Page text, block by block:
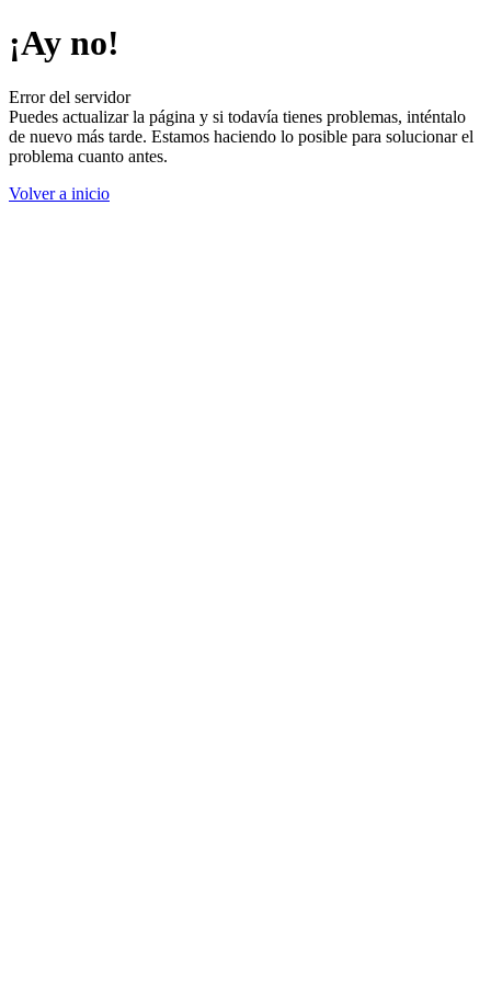
¡Ay no!
Error del servidor
Puedes actualizar la página y si todavía tienes problemas, inténtalo
de nuevo más tarde. Estamos haciendo lo posible para solucionar el
problema cuanto antes.
Volver a inicio